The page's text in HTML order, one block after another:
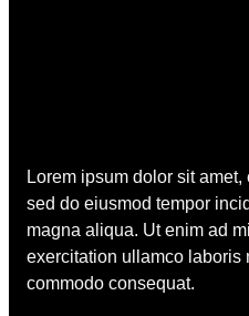
Lorem ipsum dolor sit
sed do eiusmod tempor
magna aliqua. Ut enim ad
exercitation ullamco laboris
commodo consequat.